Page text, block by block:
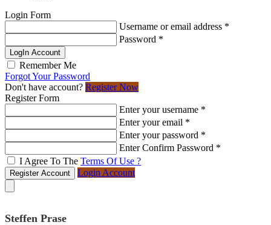
Login Form
Username or email address *
Password *
LogIn Account
Remember Me
Forgot Your Password
Don't have account? Register Now
Register Form
Enter your username *
Enter your email *
Enter your password *
Enter Confirm Password *
I Agree To The Terms Of Use ?
Register Account Login Account
Steffen Prase